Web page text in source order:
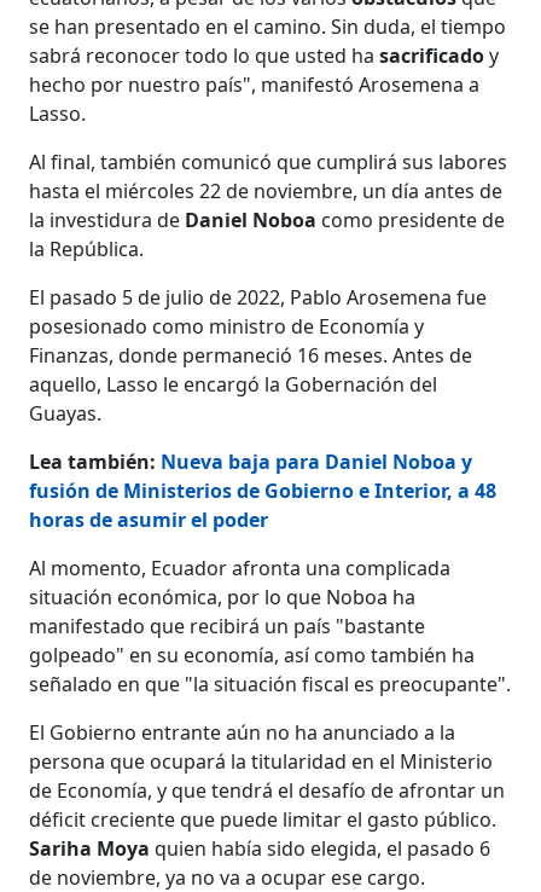
se han presentado en el camino. Sin duda, el tiempo
sabrá reconocer todo lo que usted hasacrificadoy
hecho por nuestro país", manifestó Arosemena a
Lasso.
Al final, también comunicó que cumplirá sus labores
hasta el miércoles 22 de noviembre, un día antes de
la investidura de Daniel Noboa como presidente de
la República.
El pasado 5 de julio de 2022, Pablo Arosemena fue
posesionado como ministro de Economía y
Finanzas, donde permaneció 16 meses. Antes de
aquello, Lasso le encargó la Gobernación del
Guayas.
Lea también: Nueva baja para Daniel Noboa y
fusión de Ministerios de Gobierno e Interior, a 48
horas de asumir el poder
Al momento, Ecuador afronta una complicada
situación económica, por lo que Noboa ha
manifestado que recibirá un país "bastante
golpeado" en su economía, así como también ha
señalado en que "la situación fiscal es preocupante".
​​​​​El Gobierno entrante aún no ha anunciado a la
persona que ocupará la titularidad en el Ministerio
de Economía, y que tendrá el desafío de afrontar un
déficit creciente que puede limitar el gasto público.
Sariha Moya quien había sido elegida, el pasado 6
de noviembre, ya no va a ocupar ese cargo.